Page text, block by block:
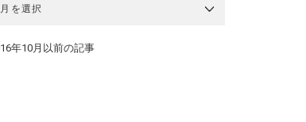
年10月以前の記事